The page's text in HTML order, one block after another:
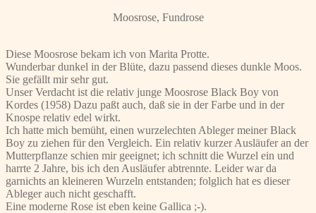
Moosrose, Fundrose
Diese Moosrose bekam ich von Marita Protte.
Wunderbar dunkel in der Blüte, dazu passend dieses dunkle Moos.
Sie gefällt mir sehr gut.
Unser Verdacht ist die relativ junge Moosrose Black Boy von
Kordes (1958) Dazu paßt auch, daß sie in der Farbe und in der
Knospe relativ edel wirkt.
Ich hatte mich bemüht, einen wurzelechten Ableger meiner Black
Boy zu ziehen für den Vergleich. Ein relativ kurzer Ausläufer an der
Mutterpflanze schien mir geeignet; ich schnitt die Wurzel ein und
harrte 2 Jahre, bis ich den Ausläufer abtrennte. Leider war da
garnichts an kleineren Wurzeln entstanden; folglich hat es dieser
Ableger auch nicht geschafft.
Eine moderne Rose ist eben keine Gallica ;-).